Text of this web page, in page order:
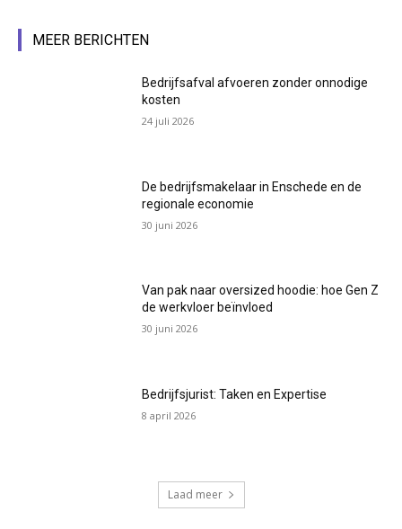
MEER BERICHTEN
Bedrijfsafval afvoeren zonder onnodige
kosten
24 juli 2026
De bedrijfsmakelaar in Enschede en de
regionale economie
30 juni 2026
Van pak naar oversized hoodie: hoe Gen Z
de werkvloer beïnvloed
30 juni 2026
Bedrijfsjurist: Taken en Expertise
8 april 2026
Laad meer